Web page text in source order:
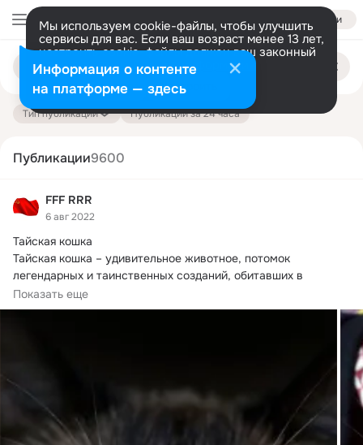
Войти
Мы используем cookie-файлы, чтобы улучшить
сервисы для вас. Если ваш возраст менее 13 лет,
настроить cookie-файлы должен ваш законный
представитель. Больше информации
Разрешить все Настроить
Поиск
публикациям
Тип публикации Публикации за 24 часа
Публикации9600
FFF RRR
6 авг 2022
Тайская кошка
Тайская кошка – удивительное животное, потомок
легендарных и таинственных созданий, обитавших в
древней Аюттайе – давно забытой столице Таиланда.
Краткая информация
Показать еще
Информация о контенте
на платформе — здесь